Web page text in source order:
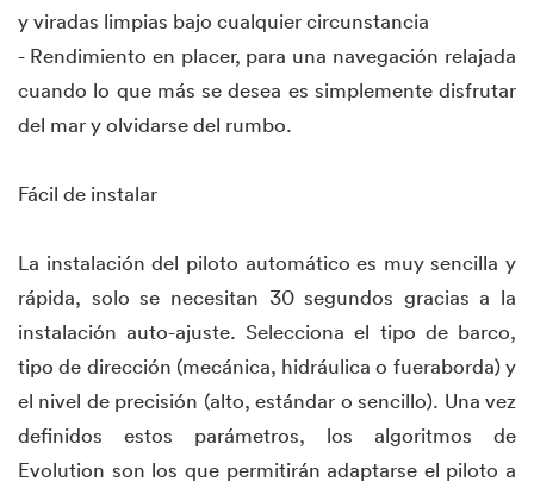
y viradas limpias bajo cualquier circunstancia
- Rendimiento en placer, para una navegación relajada
cuando lo que más se desea es simplemente disfrutar
del mar y olvidarse del rumbo.
Fácil de instalar
La instalación del piloto automático es muy sencilla y
rápida, solo se necesitan 30 segundos gracias a la
instalación auto-ajuste. Selecciona el tipo de barco,
tipo de dirección (mecánica, hidráulica o fueraborda) y
el nivel de precisión (alto, estándar o sencillo). Una vez
definidos estos parámetros, los algoritmos de
Evolution son los que permitirán adaptarse el piloto a